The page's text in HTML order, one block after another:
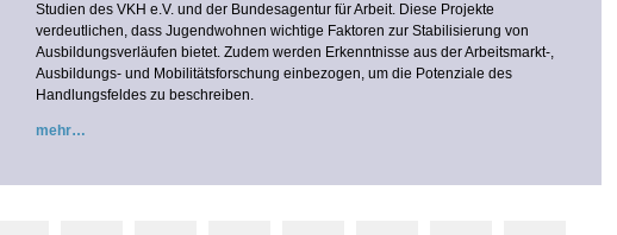
Studien des VKH e.V. und der Bundesagentur für Arbeit. Diese Projekte
verdeutlichen, dass Jugendwohnen wichtige Faktoren zur Stabilisierung von
Ausbildungsverläufen bietet. Zudem werden Erkenntnisse aus der Arbeitsmarkt-,
Ausbildungs- und Mobilitätsforschung einbezogen, um die Potenziale des
Handlungsfeldes zu beschreiben.
mehr